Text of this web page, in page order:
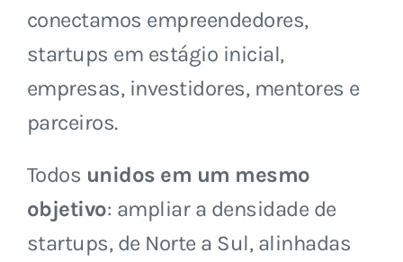
conectamos empreendedores,
startups em estágio inicial,
empresas, investidores, mentores e
parceiros.
Todos unidos em um mesmo
objetivo: ampliar a densidade de
startups, de Norte a Sul, alinhadas